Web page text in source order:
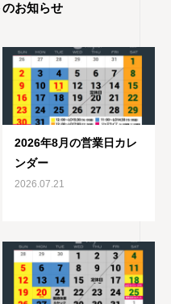
お知らせ
2026年8月の営業日カレ
ンダー
2026.07.21